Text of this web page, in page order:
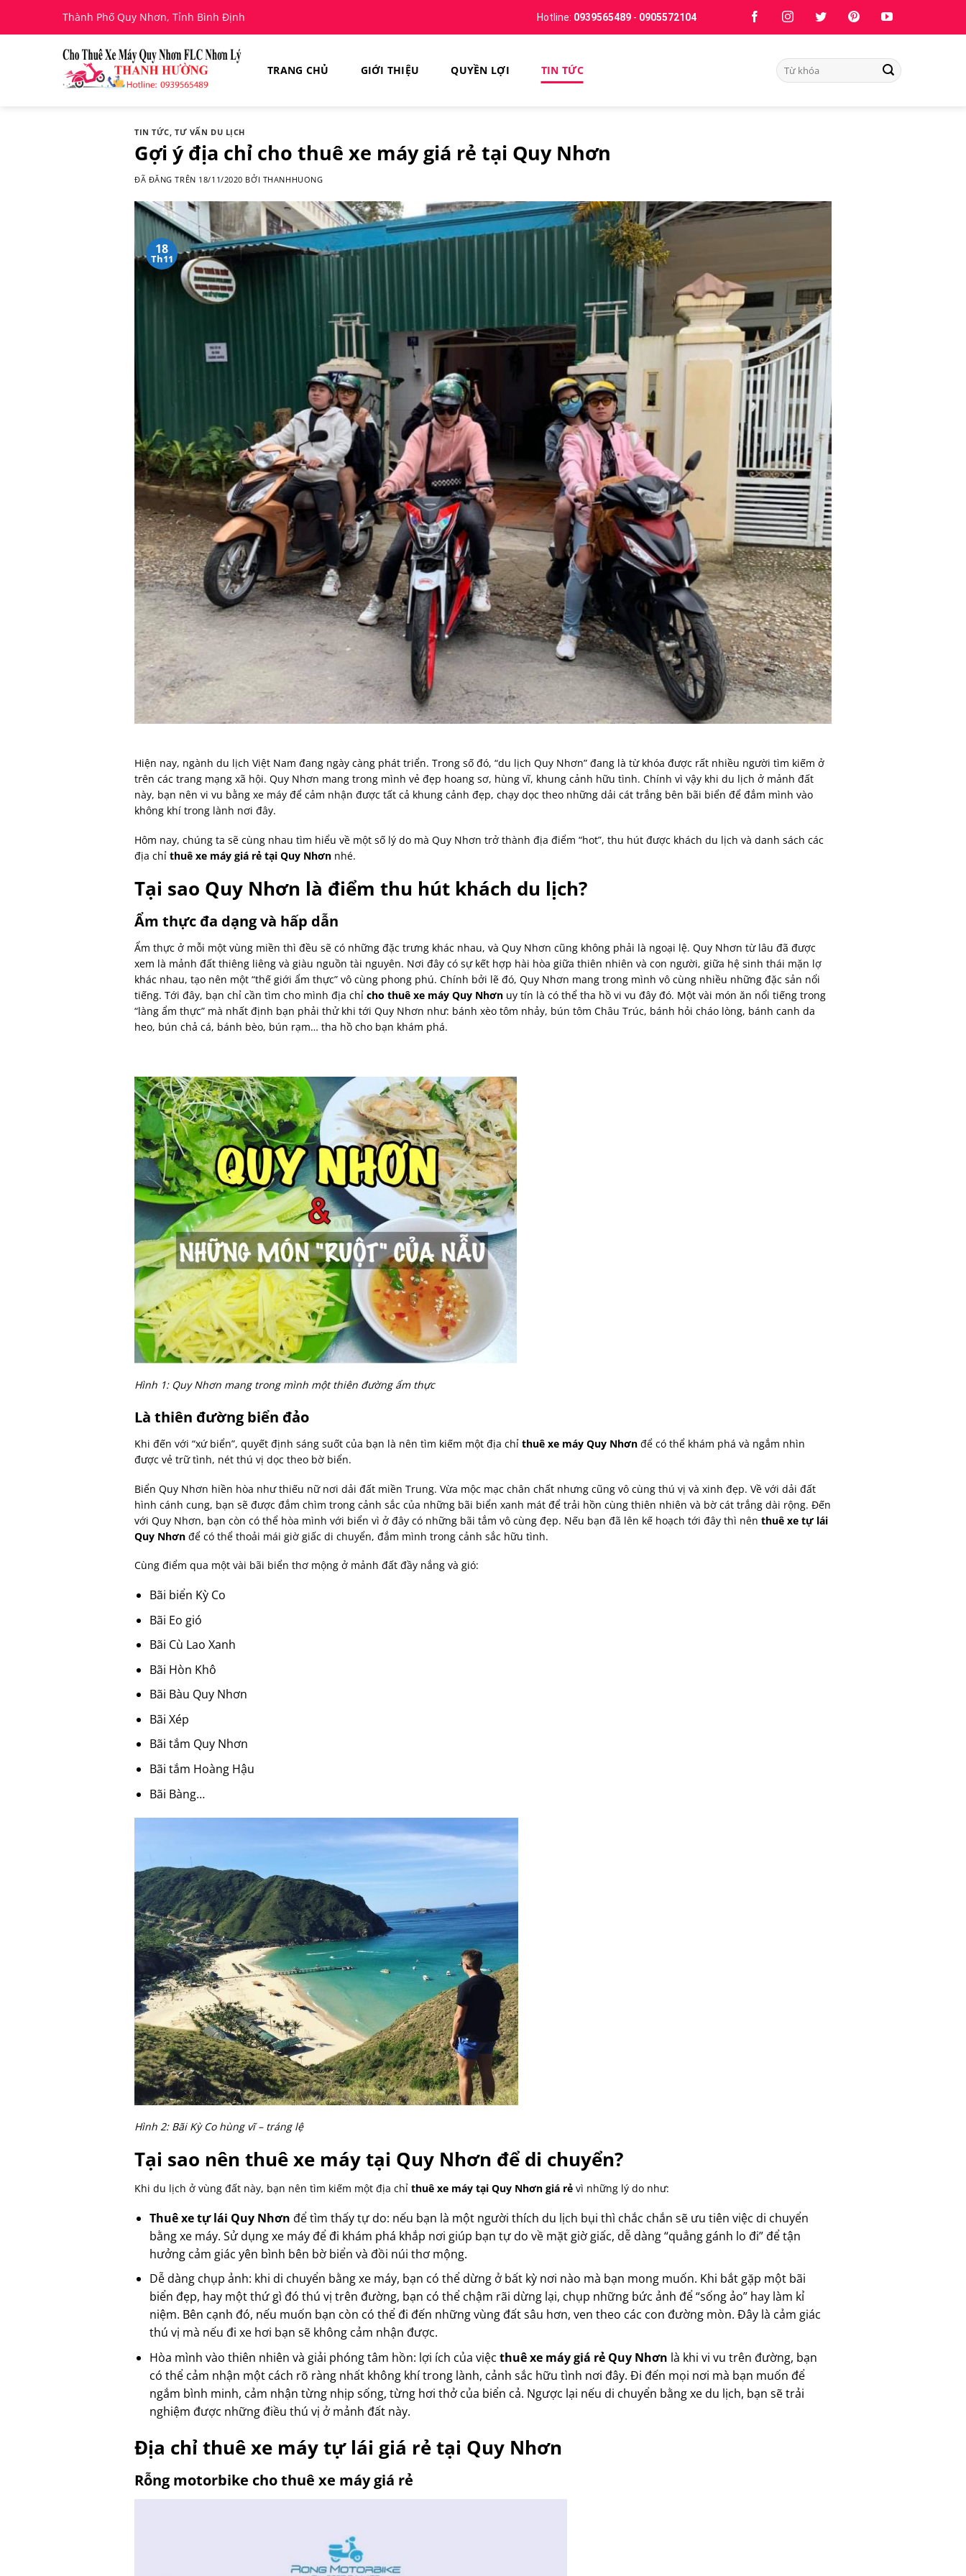
Thành Phố Quy Nhơn, Tỉnh Bình Định Hotline: 0939565489- 0905572104
TRANG CHỦ GIỚI THIỆU QUYỀN LỢI TIN TỨC
Tìm
kiếm:
TIN TỨC,TƯ VẤN DU LỊCH
Gợi ý địa chỉ cho thuê xe máy giá rẻ tại Quy Nhơn
ĐÃ ĐĂNG TRÊN 18/11/2020 BỞI THANHHUONG
18
Th11
Hiện nay, ngành du lịch Việt Nam đang ngày càng phát triển. Trong số đó, “du lịch Quy Nhơn” đang là từ khóa được rất nhiều người tìm kiếm ở
trên các trang mạng xã hội. Quy Nhơn mang trong mình vẻ đẹp hoang sơ, hùng vĩ, khung cảnh hữu tình. Chính vì vậy khi du lịch ở mảnh đất
này, bạn nên vi vu bằng xe máy để cảm nhận được tất cả khung cảnh đẹp, chạy dọc theo những dải cát trắng bên bãi biển để đắm mình vào
không khí trong lành nơi đây.
Hôm nay, chúng ta sẽ cùng nhau tìm hiểu về một số lý do mà Quy Nhơn trở thành địa điểm “hot”, thu hút được khách du lịch và danh sách các
địa chỉ thuê xe máy giá rẻ tại Quy Nhơn nhé.
Tại sao Quy Nhơn là điểm thu hút khách du lịch?
Ẩm thực đa dạng và hấp dẫn
Ẩm thực ở mỗi một vùng miền thì đều sẽ có những đặc trưng khác nhau, và Quy Nhơn cũng không phải là ngoại lệ. Quy Nhơn từ lâu đã được
xem là mảnh đất thiêng liêng và giàu nguồn tài nguyên. Nơi đây có sự kết hợp hài hòa giữa thiên nhiên và con người, giữa hệ sinh thái mặn lợ
khác nhau, tạo nên một “thế giới ẩm thực” vô cùng phong phú. Chính bởi lẽ đó, Quy Nhơn mang trong mình vô cùng nhiều những đặc sản nổi
tiếng. Tới đây, bạn chỉ cần tìm cho mình địa chỉ cho thuê xe máy Quy Nhơn uy tín là có thể tha hồ vi vu đây đó. Một vài món ăn nổi tiếng trong
“làng ẩm thực” mà nhất định bạn phải thử khi tới Quy Nhơn như: bánh xèo tôm nhảy, bún tôm Châu Trúc, bánh hỏi cháo lòng, bánh canh da
heo, bún chả cá, bánh bèo, bún rạm… tha hồ cho bạn khám phá.
Hình 1: Quy Nhơn mang trong mình một thiên đường ẩm thực
Là thiên đường biển đảo
Khi đến với “xứ biển”, quyết định sáng suốt của bạn là nên tìm kiếm một địa chỉ thuê xe máy Quy Nhơn để có thể khám phá và ngắm nhìn
được vẻ trữ tình, nét thú vị dọc theo bờ biển.
Biển Quy Nhơn hiền hòa như thiếu nữ nơi dải đất miền Trung. Vừa mộc mạc chân chất nhưng cũng vô cùng thú vị và xinh đẹp. Về với dải đất
hình cánh cung, bạn sẽ được đắm chìm trong cảnh sắc của những bãi biển xanh mát để trải hồn cùng thiên nhiên và bờ cát trắng dài rộng. Đến
với Quy Nhơn, bạn còn có thể hòa mình với biển vì ở đây có những bãi tắm vô cùng đẹp. Nếu bạn đã lên kế hoạch tới đây thì nên thuê xe tự lái
Quy Nhơn để có thể thoải mái giờ giấc di chuyển, đắm mình trong cảnh sắc hữu tình.
Cùng điểm qua một vài bãi biển thơ mộng ở mảnh đất đầy nắng và gió:
Bãi biển Kỳ Co
Bãi Eo gió
Bãi Cù Lao Xanh
Bãi Hòn Khô
Bãi Bàu Quy Nhơn
Bãi Xép
Bãi tắm Quy Nhơn
Bãi tắm Hoàng Hậu
Bãi Bàng…
Hình 2: Bãi Kỳ Co hùng vĩ – tráng lệ
Tại sao nên thuê xe máy tại Quy Nhơn để di chuyển?
Khi du lịch ở vùng đất này, bạn nên tìm kiếm một địa chỉ thuê xe máy tại Quy Nhơn giá rẻ vì những lý do như:
Thuê xe tự lái Quy Nhơn để tìm thấy tự do: nếu bạn là một người thích du lịch bụi thì chắc chắn sẽ ưu tiên việc di chuyển
bằng xe máy. Sử dụng xe máy để đi khám phá khắp nơi giúp bạn tự do về mặt giờ giấc, dễ dàng “quẳng gánh lo đi” để tận
hưởng cảm giác yên bình bên bờ biển và đồi núi thơ mộng.
Dễ dàng chụp ảnh: khi di chuyển bằng xe máy, bạn có thể dừng ở bất kỳ nơi nào mà bạn mong muốn. Khi bắt gặp một bãi
biển đẹp, hay một thứ gì đó thú vị trên đường, bạn có thể chậm rãi dừng lại, chụp những bức ảnh để “sống ảo” hay làm kỉ
niệm. Bên cạnh đó, nếu muốn bạn còn có thể đi đến những vùng đất sâu hơn, ven theo các con đường mòn. Đây là cảm giác
thú vị mà nếu đi xe hơi bạn sẽ không cảm nhận được.
Hòa mình vào thiên nhiên và giải phóng tâm hồn: lợi ích của việc thuê xe máy giá rẻ Quy Nhơn là khi vi vu trên đường, bạn
có thể cảm nhận một cách rõ ràng nhất không khí trong lành, cảnh sắc hữu tình nơi đây. Đi đến mọi nơi mà bạn muốn để
ngắm bình minh, cảm nhận từng nhịp sống, từng hơi thở của biển cả. Ngược lại nếu di chuyển bằng xe du lịch, bạn sẽ trải
nghiệm được những điều thú vị ở mảnh đất này.
Địa chỉ thuê xe máy tự lái giá rẻ tại Quy Nhơn
Rỗng motorbike cho thuê xe máy giá rẻ